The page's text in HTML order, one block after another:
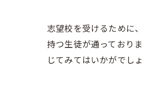
志望校を受けるために
持つ生徒が通っており
じてみてはいかがでしょ